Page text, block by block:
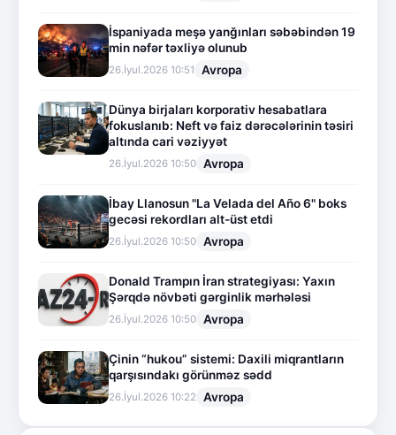
İspaniyada meşə yanğınları səbəbindən 19
min nəfər təxliyə olunub
26.İyul.2026 10:51 Avropa
Dünya birjaları korporativ hesabatlara
fokuslanıb: Neft və faiz dərəcələrinin təsiri
altında cari vəziyyət
26.İyul.2026 10:50 Avropa
İbay Llanosun "La Velada del Año 6" boks
gecəsi rekordları alt-üst etdi
26.İyul.2026 10:50 Avropa
Donald Trampın İran strategiyası: Yaxın
Şərqdə növbəti gərginlik mərhələsi
26.İyul.2026 10:50 Avropa
Çinin “hukou” sistemi: Daxili miqrantların
qarşısındakı görünməz sədd
26.İyul.2026 10:22 Avropa